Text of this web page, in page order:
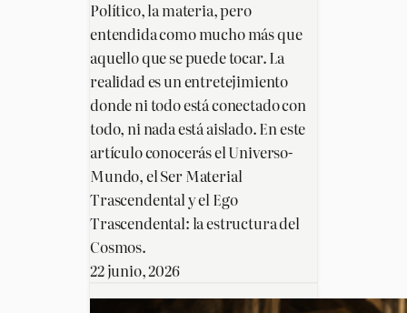
Político, la materia, pero
entendida como mucho más que
aquello que se puede tocar. La
realidad es un entretejimiento
donde ni todo está conectado con
todo, ni nada está aislado. En este
artículo conocerás el Universo-
Mundo, el Ser Material
Trascendental y el Ego
Trascendental: la estructura del
Cosmos.
22 junio, 2026